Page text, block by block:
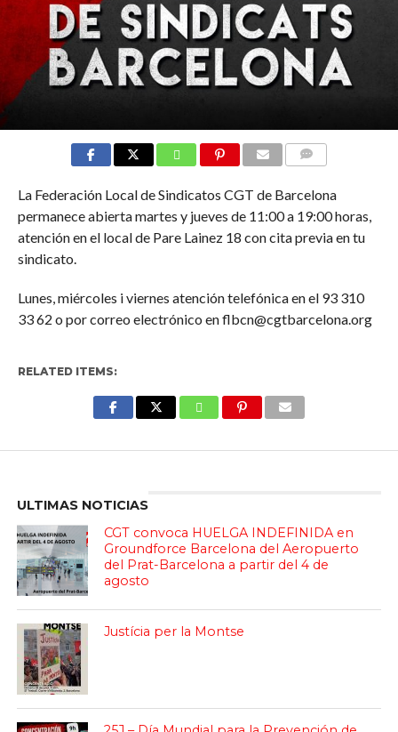
La Federación Local de Sindicatos CGT de Barcelona
permanece abierta martes y jueves de 11:00 a 19:00 horas,
atención en el local de Pare Lainez 18 con cita previa en tu
sindicato.
Lunes, miércoles i viernes atención telefónica en el 93 310
33 62 o por correo electrónico en flbcn@cgtbarcelona.org
RELATED ITEMS:
ULTIMAS NOTICIAS
CGT convoca HUELGA INDEFINIDA en
Groundforce Barcelona del Aeropuerto
del Prat-Barcelona a partir del 4 de
agosto
Justícia per la Montse